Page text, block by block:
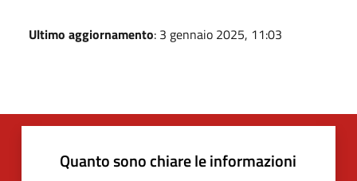
Ultimo aggiornamento: 3 gennaio 2025, 11:03
Quanto sono chiare le informazioni